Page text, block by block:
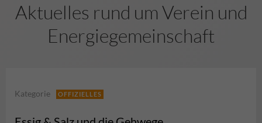
Aktuelles rund um Verein und
Energiegemeinschaft
Kategorie OFFIZIELLES